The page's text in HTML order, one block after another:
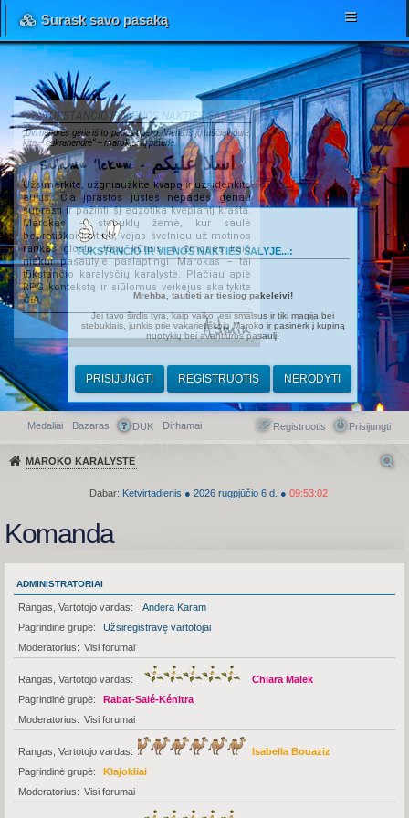
Surask savo pasaką
TŪKSTANČIO IR VIENOS NAKTIES ŠALYJE...
„Dvi nendrės geria iš to paties upelio. Viena iš jų tuščiavidurė,
kita – cukranendrė“ – marokiečių patarlė.
Salamu 'lekum - اسلا عليكم
Užsimerkite, užgniaužkite kvapą ir užsidenkite
ausis. Čia įprastos juslės nepadės geriau
suprasti ir pažinti šį egzotika kvepiantį kraštą.
Marokas – stebuklų žemė, kur saulė
beprotiškai kaitina, vėjas švelniau už motinos
rankas glosto Jūsų kūnus, o žmonės kaip
niekur pasaulyje paslaptingi. Marokas – tai
tūkstančio karalysčių karalystė. Plačiau apie
RPG kontekstą ir siūlomus veikėjus skaitykite
ČIA.
Admin
Greitasis meniu
Medaliai Bazaras DUK Dirhamai Prisijungti
Registruotis
MAROKO KARALYSTĖ
Dabar: Ketvirtadienis ● 2026 rugpjūčio 6 d. ● 09:53:02
TŪKSTANČIO IR VIENOS NAKTIES ŠALYJE...:
Mrehba, tautieti ar tiesiog pakeleivi!
Jei tavo širdis tyra, kaip vaiko, esi smalsus ir tiki magija bei
stebuklais, junkis prie vakarietiškojo Maroko ir pasinerk į kupiną
nuotykių bei avantiūros pasaulį!
PRISIJUNGTI REGISTRUOTIS NERODYTI
Komanda
ADMINISTRATORIAI
Rangas, Vartotojo vardas
Andera Karam
Pagrindinė grupė
Užsiregistravę vartotojai
Moderatorius
Visi forumai
Rangas, Vartotojo vardas
Chiara Malek
Pagrindinė grupė
Rabat-Salé-Kénitra
Moderatorius
Visi forumai
Rangas, Vartotojo vardas
Isabella Bouaziz
Pagrindinė grupė
Klajokliai
Moderatorius
Visi forumai